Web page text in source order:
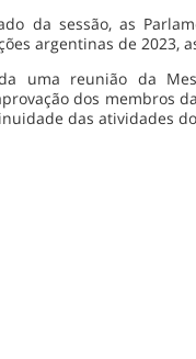
da sessão, as
argentinas de 2023,
uma reunião da
dos membros
das atividades